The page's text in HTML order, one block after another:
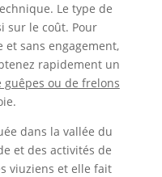
Le type de
sur le coût. Pour
sans engagement,
rapidement un
ou de frelons
dans la vallée du
et des activités de
viuziens et elle fait